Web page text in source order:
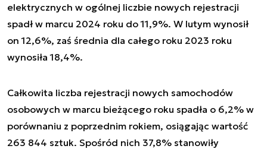
elektrycznych w ogólnej liczbie nowych rejestracji
spadł w marcu 2024 roku do 11,9%. W lutym wynosił
on 12,6%, zaś średnia dla całego roku 2023 roku
wynosiła 18,4%.
Całkowita liczba rejestracji nowych samochodów
osobowych w marcu bieżącego roku spadła o 6,2% w
porównaniu z poprzednim rokiem, osiągając wartość
263 844 sztuk. Spośród nich 37,8% stanowiły